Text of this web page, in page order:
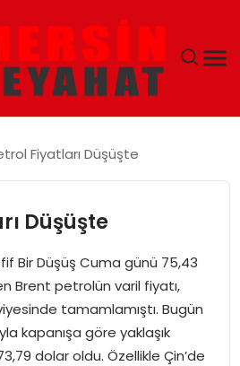
Fiyatları Düşüşte
Düşüşte
Bir Düşüş Cuma günü 75,43
Brent petrolün varil fiyatı,
tamamlamıştı. Bugün
kapanışa göre yaklaşık
dolar oldu. Özellikle Çin’de